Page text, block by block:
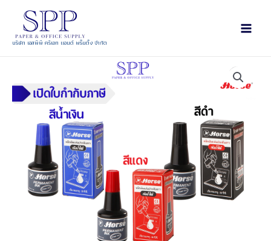
บริษัท เอสพีพี ครีเอท แอนด์ พริ้นติ้ง จำกัด